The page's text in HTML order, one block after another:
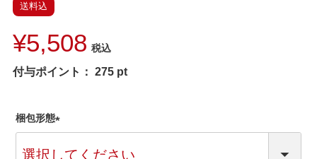
送料込
¥5,508 税込
付与ポイント： 275 pt
梱包形態
必